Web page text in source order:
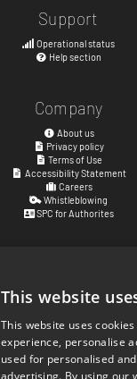
Support
Operational status
Help section
Company
About us
Privacy policy
Terms of Use
Accessibility Statement
Careers
Whistleblowing
SPC for Authorites
Kyrkogatan 17
411 15Göteborg,Sweden
Social links
facebook.com/matchisports
This website
This website uses
experience, personalise
used for personalised
advertising. By using our